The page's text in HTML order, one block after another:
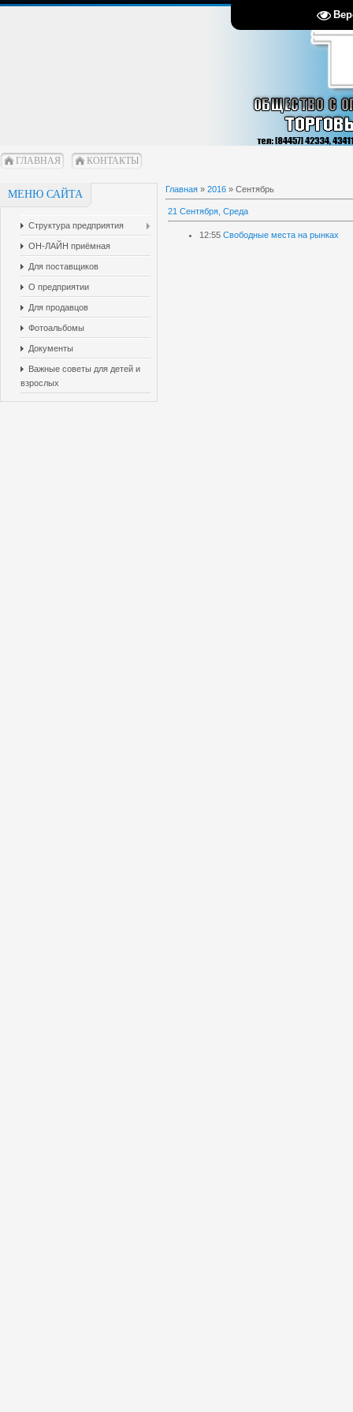
ГЛАВНАЯ КОНТАКТЫ
МЕНЮ САЙТА
Структура предприятия
ОН-ЛАЙН приёмная
Для поставщиков
О предприятии
Для продавцов
Фотоальбомы
Документы
Важные советы для детей и
взрослых
Главная » 2016 » Сентябрь
21 Сентября, Среда
12:55 Свободные места на рынках